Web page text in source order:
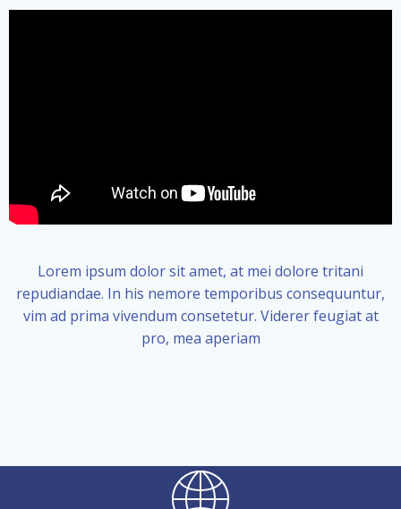
Lorem ipsum dolor sit amet, at mei dolore tritani
repudiandae. In his nemore temporibus consequuntur,
vim ad prima vivendum consetetur. Viderer feugiat at
pro, mea aperiam